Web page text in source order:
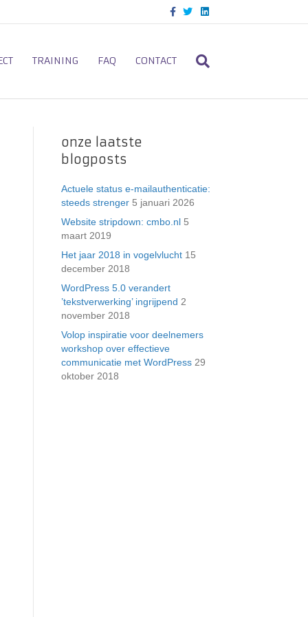
c
o
o
T
i
e
L
n
d
TRAINING FAQ CONTACT
onze laatste
blogposts
Actuele status e-mailauthenticatie:
steeds strenger 5 januari 2026
Website stripdown: cmbo.nl 5
maart 2019
Het jaar 2018 in vogelvlucht 15
december 2018
WordPress 5.0 verandert
’tekstverwerking’ ingrijpend 2
november 2018
Volop inspiratie voor deelnemers
workshop over effectieve
communicatie met WordPress 29
oktober 2018